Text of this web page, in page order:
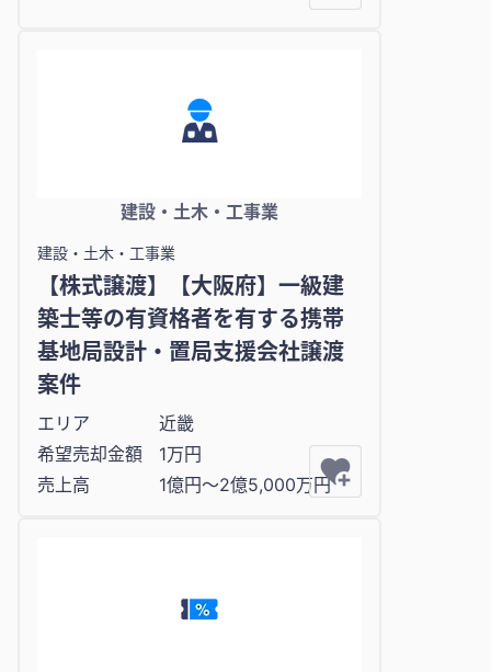
建設・土木・工事業
建設・土木・工事業
【株式譲渡】【大阪府】一級建
築士等の有資格者を有する携帯
基地局設計・置局支援会社譲渡
案件
エリア
近畿
希望売却金額
1万円
売上高
1億円〜2億5,000万円